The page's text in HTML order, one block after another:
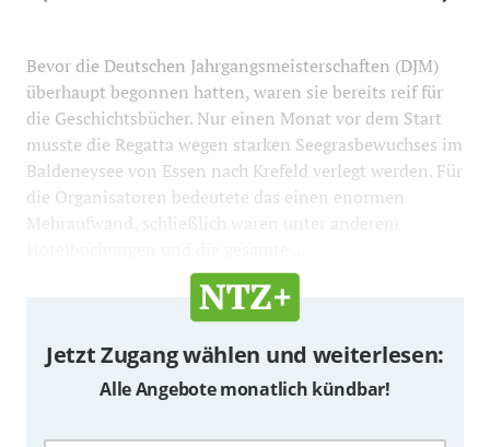
Bevor die Deutschen Jahrgangsmeisterschaften (DJM)
überhaupt begonnen hatten, waren sie bereits reif für
die Geschichtsbücher. Nur einen Monat vor dem Start
musste die Regatta wegen starken Seegrasbewuchses im
Baldeneysee von Essen nach Krefeld verlegt werden. Für
die Organisatoren bedeutete das einen enormen
Mehraufwand, schließlich waren unter anderem
Jetzt Zugang wählen und weiterlesen:
Alle Angebote monatlich kündbar!